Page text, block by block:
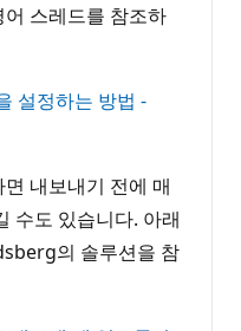
스레드를 참조하
설정하는 방법 -
내보내기 전에 매
수도 있습니다. 아래
의 솔루션을 참